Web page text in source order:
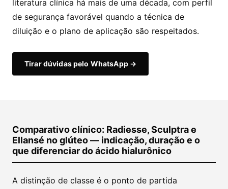
literatura clínica há mais de uma década, com perfil
de segurança favorável quando a técnica de
diluição e o plano de aplicação são respeitados.
Tirar dúvidas pelo WhatsApp →
Comparativo clínico: Radiesse, Sculptra e
Ellansé no glúteo — indicação, duração e o
que diferenciar do ácido hialurônico
A distinção de classe é o ponto de partida